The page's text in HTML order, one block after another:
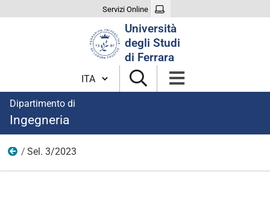
Servizi Online
Università
degli Studi
di Ferrara
Cambia lingua
Dipartimento di
Ingegneria
Anno 2023
Sel. 3/2023